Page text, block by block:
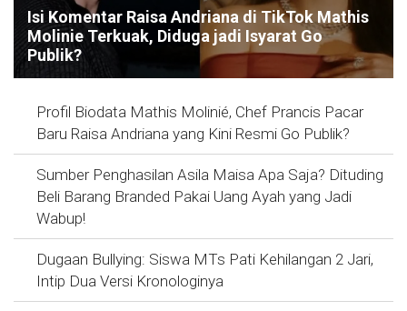
Isi Komentar Raisa Andriana di TikTok Mathis
Molinie Terkuak, Diduga jadi Isyarat Go
Publik?
Profil Biodata Mathis Molinié, Chef Prancis Pacar
Baru Raisa Andriana yang Kini Resmi Go Publik?
Sumber Penghasilan Asila Maisa Apa Saja? Dituding
Beli Barang Branded Pakai Uang Ayah yang Jadi
Wabup!
Dugaan Bullying: Siswa MTs Pati Kehilangan 2 Jari,
Intip Dua Versi Kronologinya